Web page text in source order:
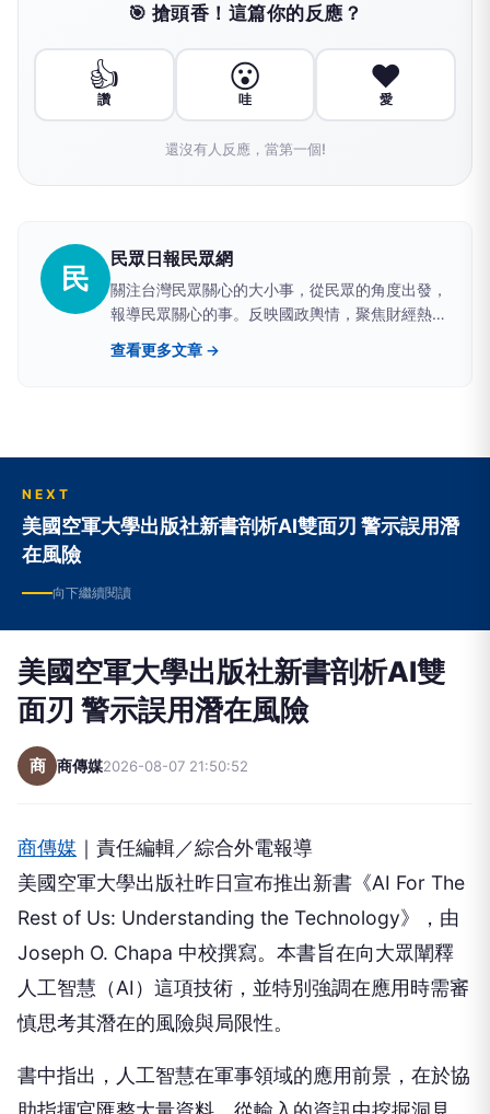
🎯 搶頭香！這篇你的反應？
👍
讚
😮
哇
❤️
愛
還沒有人反應，當第一個!
民
民眾日報民眾網
關注台灣民眾關心的大小事，從民眾的角度出發，
報導民眾關心的事。反映國政輿情，聚焦財經熱
點，堅持與網路上的鄉民，與馬路上的市民站在一
起。
查看更多文章 →
NEXT
美國空軍大學出版社新書剖析AI雙面刃 警示誤用潛
在風險
向下繼續閱讀
美國空軍大學出版社新書剖析AI雙
面刃 警示誤用潛在風險
商 商傳媒2026-08-07 21:50:52
商傳媒 ｜責任編輯／綜合外電報導
美國空軍大學出版社昨日宣布推出新書《AI For The
Rest of Us: Understanding the Technology》，由
Joseph O. Chapa 中校撰寫。本書旨在向大眾闡釋
人工智慧（AI）這項技術，並特別強調在應用時需審
慎思考其潛在的風險與局限性。
書中指出，人工智慧在軍事領域的應用前景，在於協